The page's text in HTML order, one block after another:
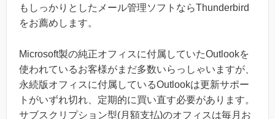
もしっかりとしたメール管理ソフトならThunderbird
をお薦めします。
Microsoft製の純正オフィスに付属していたOutlookを
使われているお客様がまだ多数いらっしゃいますが、
永続版オフィスに付属しているOutlookは更新サポー
トがいずれ切れ、定期的に買い直す必要があります。
サブスクリプション型(月額支払)のオフィスは毎月お